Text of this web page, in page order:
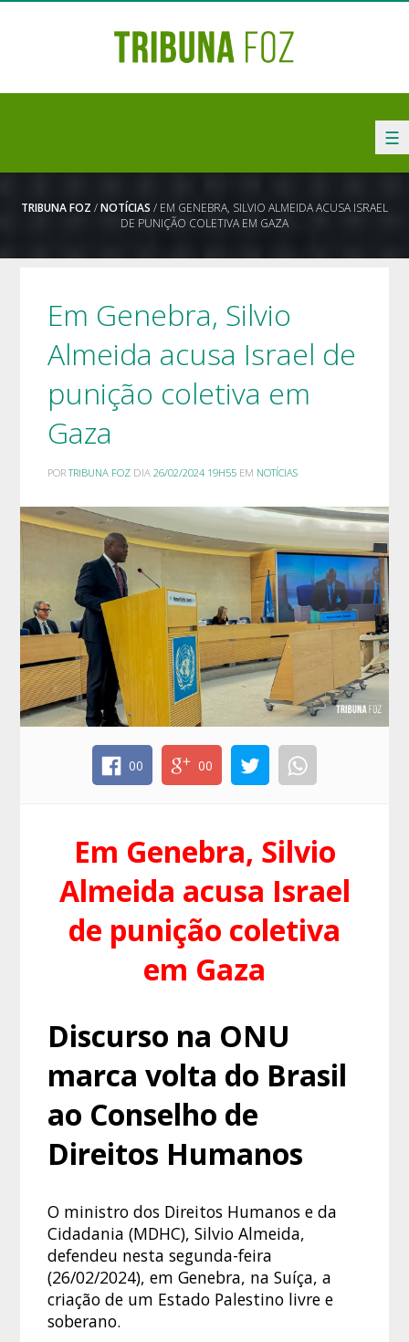
☰
TRIBUNA FOZ /NOTÍCIAS / EM GENEBRA, SILVIO ALMEIDA ACUSA ISRAEL
DE PUNIÇÃO COLETIVA EM GAZA
Em Genebra, Silvio
Almeida acusa Israel de
punição coletiva em
Gaza
PORTRIBUNA FOZ DIA26/02/2024 19H55 EM NOTÍCIAS
00 00
Em Genebra, Silvio
Almeida acusa Israel
de punição coletiva
em Gaza
Discurso na ONU
marca volta do Brasil
ao Conselho de
Direitos Humanos
O ministro dos Direitos Humanos e da
Cidadania (MDHC), Silvio Almeida,
defendeu nesta segunda-feira
(26/02/2024), em Genebra, na Suíça, a
criação de um Estado Palestino livre e
soberano.